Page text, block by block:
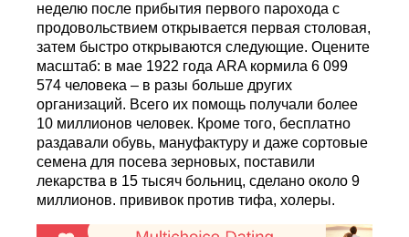
неделю после прибытия первого парохода с
продовольствием открывается первая столовая,
затем быстро открываются следующие. Оцените
масштаб: в мае 1922 года ARA кормила 6 099
574 человека – в разы больше других
организаций. Всего их помощь получали более
10 миллионов человек. Кроме того, бесплатно
раздавали обувь, мануфактуру и даже сортовые
семена для посева зерновых, поставили
лекарства в 15 тысяч больниц, сделано около 9
миллионов. прививок против тифа, холеры.